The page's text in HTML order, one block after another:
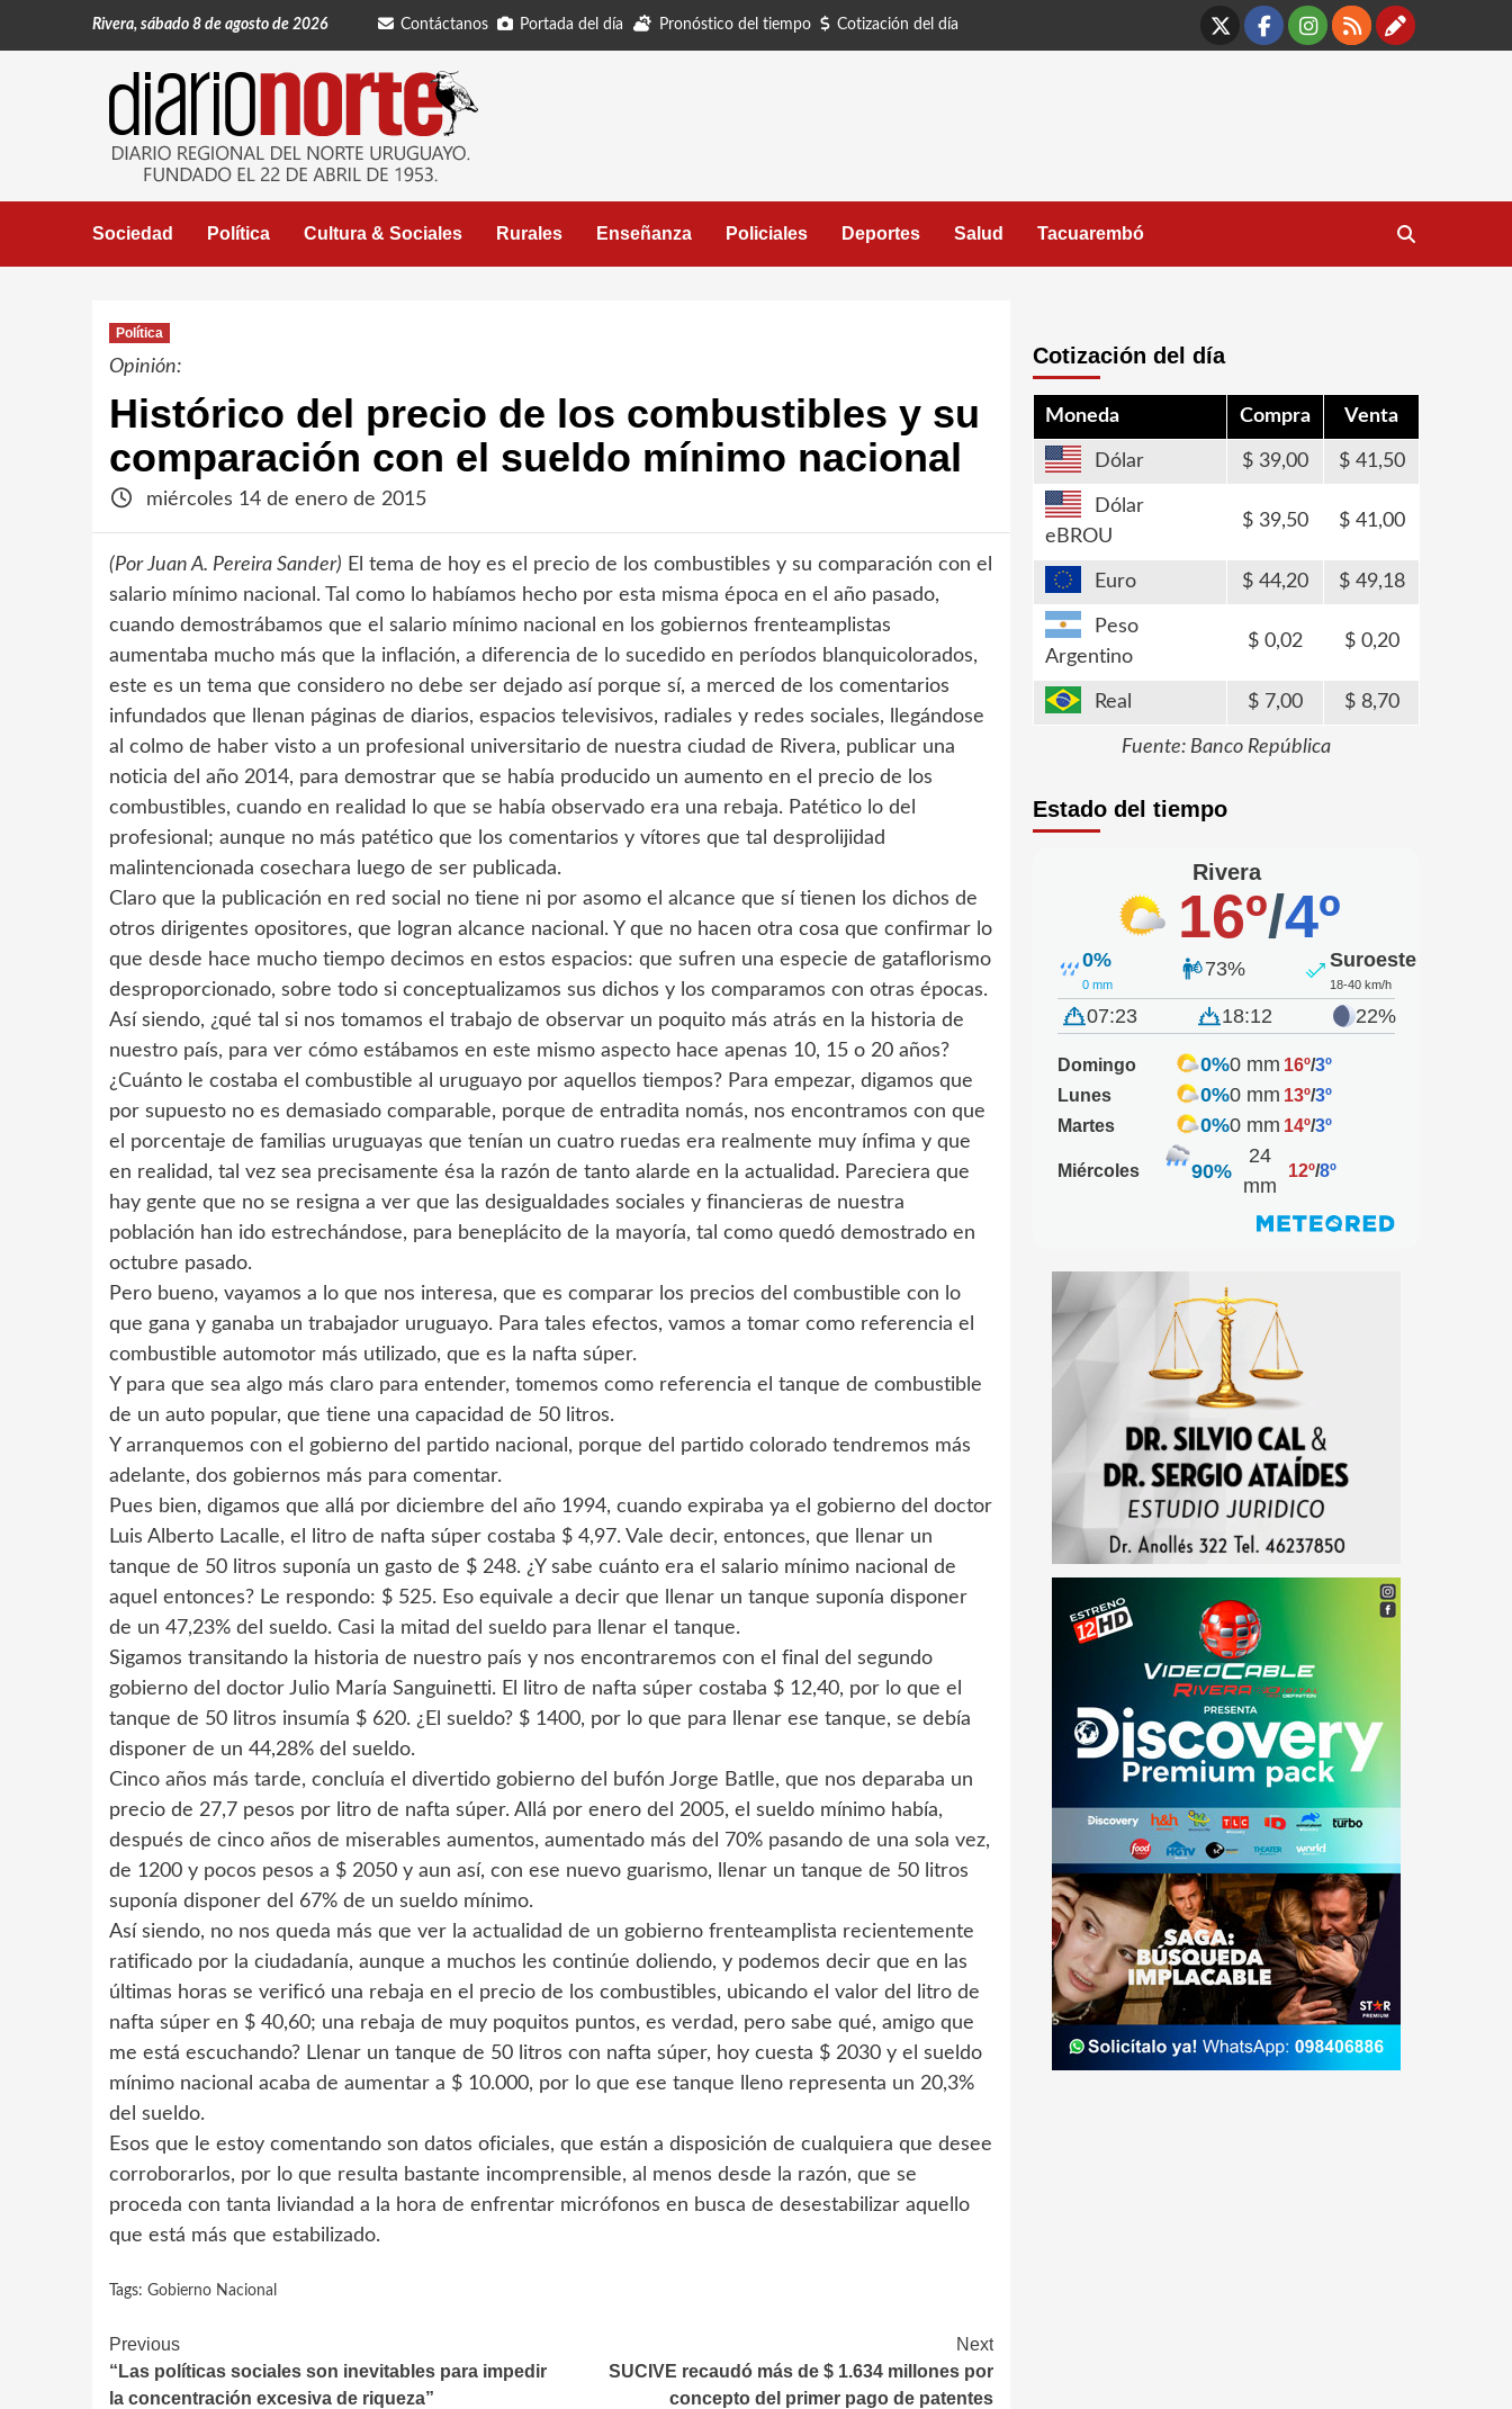
Rivera, sábado 8 de agosto de 2026 Contáctanos Portada del día Pronóstico del tiempo Cotización del día
X Facebook
Instagram
RSS
Sociedad Política Cultura & Sociales Rurales Enseñanza Policiales Deportes Salud Tacuarembó
Política
Opinión:
Histórico del precio de los combustibles y su
comparación con el sueldo mínimo nacional
miércoles 14 de enero de 2015
(Por Juan A. Pereira Sander) El tema de hoy es el precio de los combustibles y su comparación con el
salario mínimo nacional. Tal como lo habíamos hecho por esta misma época en el año pasado,
cuando demostrábamos que el salario mínimo nacional en los gobiernos frenteamplistas
aumentaba mucho más que la inflación, a diferencia de lo sucedido en períodos blanquicolorados,
este es un tema que considero no debe ser dejado así porque sí, a merced de los comentarios
infundados que llenan páginas de diarios, espacios televisivos, radiales y redes sociales, llegándose
al colmo de haber visto a un profesional universitario de nuestra ciudad de Rivera, publicar una
noticia del año 2014, para demostrar que se había producido un aumento en el precio de los
combustibles, cuando en realidad lo que se había observado era una rebaja. Patético lo del
profesional; aunque no más patético que los comentarios y vítores que tal desprolijidad
malintencionada cosechara luego de ser publicada.
Claro que la publicación en red social no tiene ni por asomo el alcance que sí tienen los dichos de
otros dirigentes opositores, que logran alcance nacional. Y que no hacen otra cosa que confirmar lo
que desde hace mucho tiempo decimos en estos espacios: que sufren una especie de gataflorismo
desproporcionado, sobre todo si conceptualizamos sus dichos y los comparamos con otras épocas.
Así siendo, ¿qué tal si nos tomamos el trabajo de observar un poquito más atrás en la historia de
nuestro país, para ver cómo estábamos en este mismo aspecto hace apenas 10, 15 o 20 años?
¿Cuánto le costaba el combustible al uruguayo por aquellos tiempos? Para empezar, digamos que
por supuesto no es demasiado comparable, porque de entradita nomás, nos encontramos con que
el porcentaje de familias uruguayas que tenían un cuatro ruedas era realmente muy ínfima y que
en realidad, tal vez sea precisamente ésa la razón de tanto alarde en la actualidad. Pareciera que
hay gente que no se resigna a ver que las desigualdades sociales y financieras de nuestra
población han ido estrechándose, para beneplácito de la mayoría, tal como quedó demostrado en
octubre pasado.
Pero bueno, vayamos a lo que nos interesa, que es comparar los precios del combustible con lo
que gana y ganaba un trabajador uruguayo. Para tales efectos, vamos a tomar como referencia el
combustible automotor más utilizado, que es la nafta súper.
Y para que sea algo más claro para entender, tomemos como referencia el tanque de combustible
de un auto popular, que tiene una capacidad de 50 litros.
Y arranquemos con el gobierno del partido nacional, porque del partido colorado tendremos más
adelante, dos gobiernos más para comentar.
Pues bien, digamos que allá por diciembre del año 1994, cuando expiraba ya el gobierno del doctor
Luis Alberto Lacalle, el litro de nafta súper costaba $ 4,97. Vale decir, entonces, que llenar un
tanque de 50 litros suponía un gasto de $ 248. ¿Y sabe cuánto era el salario mínimo nacional de
aquel entonces? Le respondo: $ 525. Eso equivale a decir que llenar un tanque suponía disponer
de un 47,23% del sueldo. Casi la mitad del sueldo para llenar el tanque.
Sigamos transitando la historia de nuestro país y nos encontraremos con el final del segundo
gobierno del doctor Julio María Sanguinetti. El litro de nafta súper costaba $ 12,40, por lo que el
tanque de 50 litros insumía $ 620. ¿El sueldo? $ 1400, por lo que para llenar ese tanque, se debía
disponer de un 44,28% del sueldo.
Cinco años más tarde, concluía el divertido gobierno del bufón Jorge Batlle, que nos deparaba un
precio de 27,7 pesos por litro de nafta súper. Allá por enero del 2005, el sueldo mínimo había,
después de cinco años de miserables aumentos, aumentado más del 70% pasando de una sola vez,
de 1200 y pocos pesos a $ 2050 y aun así, con ese nuevo guarismo, llenar un tanque de 50 litros
suponía disponer del 67% de un sueldo mínimo.
Así siendo, no nos queda más que ver la actualidad de un gobierno frenteamplista recientemente
ratificado por la ciudadanía, aunque a muchos les continúe doliendo, y podemos decir que en las
últimas horas se verificó una rebaja en el precio de los combustibles, ubicando el valor del litro de
nafta súper en $ 40,60; una rebaja de muy poquitos puntos, es verdad, pero sabe qué, amigo que
me está escuchando? Llenar un tanque de 50 litros con nafta súper, hoy cuesta $ 2030 y el sueldo
mínimo nacional acaba de aumentar a $ 10.000, por lo que ese tanque lleno representa un 20,3%
del sueldo.
Esos que le estoy comentando son datos oficiales, que están a disposición de cualquiera que desee
corroborarlos, por lo que resulta bastante incomprensible, al menos desde la razón, que se
proceda con tanta liviandad a la hora de enfrentar micrófonos en busca de desestabilizar aquello
que está más que estabilizado.
Tags: Gobierno Nacional
Continue
Reading
Previous
“Las políticas sociales son inevitables para impedir
la concentración excesiva de riqueza”
Next
SUCIVE recaudó más de $ 1.634 millones por
concepto del primer pago de patentes
Cotización del día
Moneda Compra Venta
Dólar 39,00 41,50
Dólar
eBROU
39,50 41,00
Euro 44,20 49,18
Peso
Argentino
0,02 0,20
Real 7,00 8,70
Fuente: Banco República
Estado del tiempo
Rivera
16º/4º
0%
0 mm
73% Suroeste
18-40 km/h
07:23 18:12 22%
Domingo 0%0 mm 16º/3º
Lunes
0%0 mm 13º/3º
Martes
0%0 mm 14º/3º
Miércoles 90%
24
mm
12º/8º